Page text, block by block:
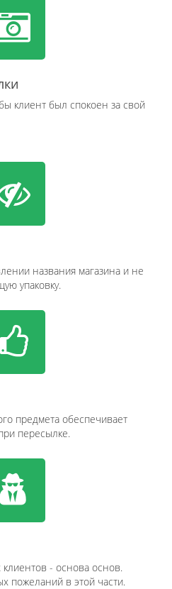
клиент был спокоен за свой
названия магазина и не
упаковку.
предмета обеспечивает
пересылке.
- основа основ.
пожеланий в этой части.